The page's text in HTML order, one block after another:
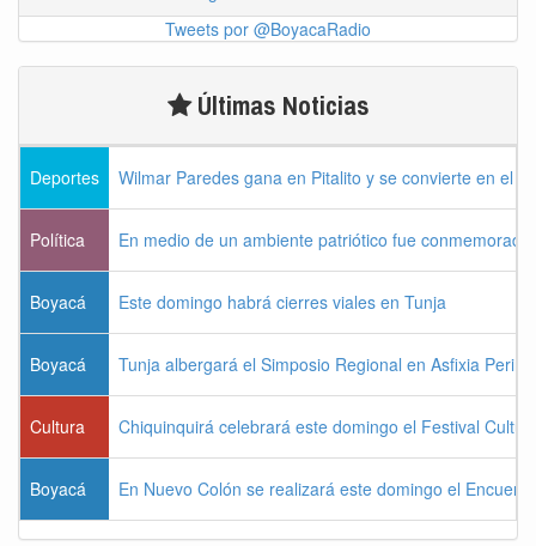
Tweets por @BoyacaRadio
Últimas Noticias
Deportes Wilmar Paredes gana en Pitalito y se convierte en el
Política En medio de un ambiente patriótico fue
Boyacá Este domingo habrá cierres viales en Tunja
Boyacá Tunja albergará el Simposio Regional en Asfixia
Cultura Chiquinquirá celebrará este domingo el Festival
Boyacá En Nuevo Colón se realizará este domingo el